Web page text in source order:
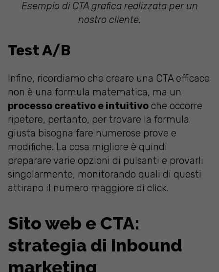
Esempio di CTA grafica realizzata per un
nostro cliente.
Test A/B
Infine, ricordiamo che creare una CTA efficace
non è una formula matematica, ma un
processo creativo e intuitivo che occorre
ripetere, pertanto, per trovare la formula
giusta bisogna fare numerose prove e
modifiche. La cosa migliore è quindi
preparare varie opzioni di pulsanti e provarli
singolarmente, monitorando quali di questi
attirano il numero maggiore di click.
Sito web e CTA:
strategia di Inbound
marketing